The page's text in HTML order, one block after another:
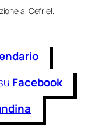
al Cefriel.
Facebook